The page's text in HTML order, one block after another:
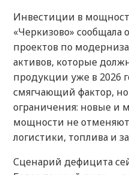
Инвестиции в
«Черкизово» сообщала
проектов по
активов, которые
продукции уже в 2026
смягчающий фактор,
ограничения: новые и
мощности не
логистики, топлива и
Сценарий дефицита